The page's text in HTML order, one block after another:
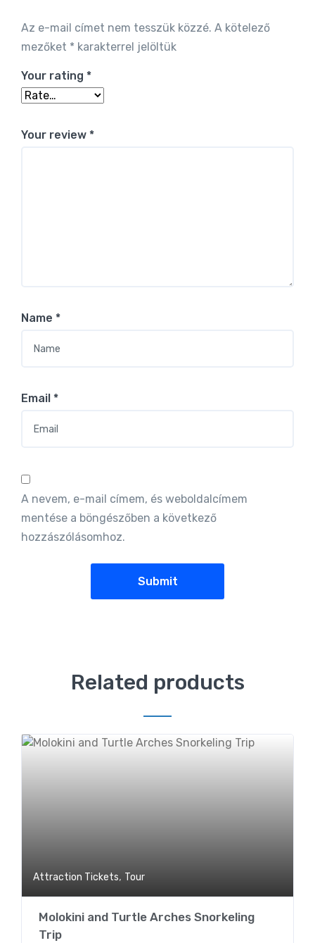
Az e-mail címet nem tesszük közzé. A kötelező
mezőket * karakterrel jelöltük
Your rating *
Your review *
Name *
Email *
A nevem, e-mail címem, és weboldalcímem
mentése a böngészőben a következő
hozzászólásomhoz.
Alternative:
Related products
Attraction Tickets, Tour
Molokini and Turtle Arches Snorkeling
Trip